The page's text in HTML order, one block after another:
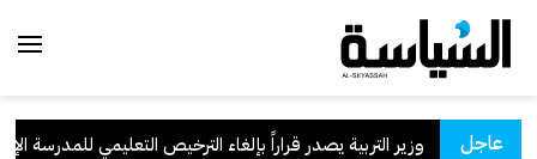
عاجل وزير التربية يصدر قراراً بإلغاء الترخيص التعليمي للمدرسة